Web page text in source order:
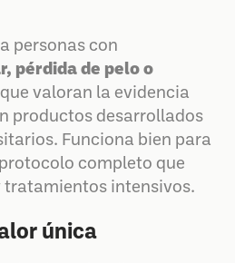
personas con
pérdida de pelo o
que valoran la evidencia
productos desarrollados
Funciona bien para
completo que
tratamientos intensivos.
única